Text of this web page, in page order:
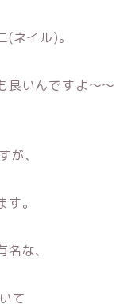
ネイル)。
良いんですよ〜〜
、
。
な、
て